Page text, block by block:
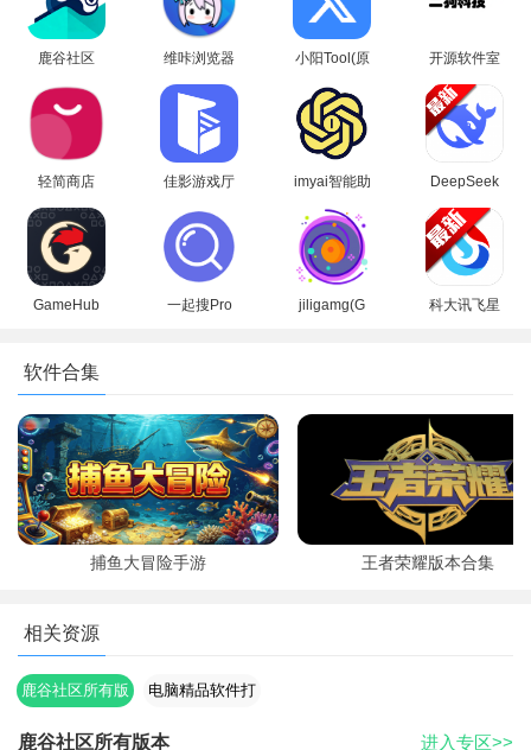
4、任意分类可以解锁更多资源内容
鹿谷社区
载正版
维咔浏览器
官方免费下
载最新版本
小阳Tool(原
最新版本
开源软件室
app安卓手
机版
轻简商店
app安卓手
机版
佳影游戏厅
版本
imyai智能助
手app最新
版本2026
DeepSeek
app下载官
方手机版
GameHub
游戏)
一起搜Pro
jiligamg(G
科大讯飞星
软件合集
捕鱼大冒险手游 王者荣耀版本合集
相关资源
鹿谷社区所有版
电脑精品软件打
鹿谷社区所有版本 进入专区>>